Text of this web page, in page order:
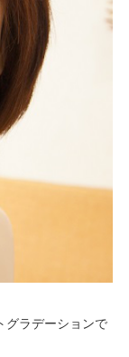
グラデーションで